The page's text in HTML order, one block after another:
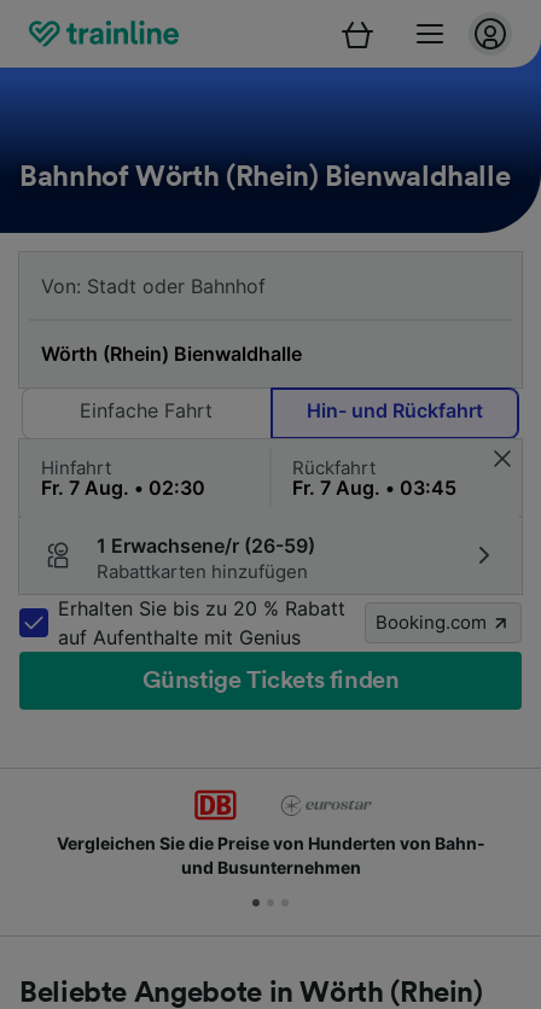
Bahnhof Wörth (Rhein) Bienwaldhalle
Einfache Fahrt Hin- und Rückfahrt
Hinfahrt Rückfahrt
1 Erwachsene/r (26-59)
Rabattkarten hinzufügen
Erhalten Sie bis zu 20 % Rabatt
auf Aufenthalte mit Genius
Booking.com
Günstige Tickets finden
Hunderten von Bahn-
Schließen Sie sich
Beliebte Angebote in Wörth (Rhein)